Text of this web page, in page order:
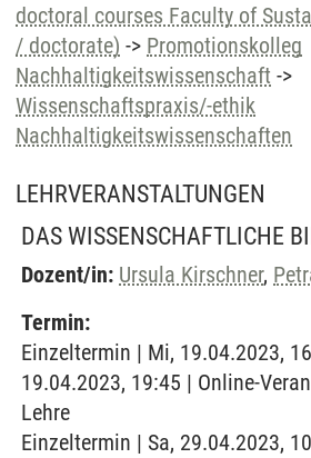
doctoral courses Faculty of
/ doctorate) -> Promotionskolleg
Nachhaltigkeitswissenschaft ->
Wissenschaftspraxis/-ethik
Nachhaltigkeitswissenschaften
LEHRVERANSTALTUNGEN
DAS WISSENSCHAFTLICHE
Dozent/in: Ursula Kirschner,
Termin:
Einzeltermin | Mi, 19.04.2023,
19.04.2023, 19:45 | Online-
Lehre
Einzeltermin | Sa, 29.04.2023,